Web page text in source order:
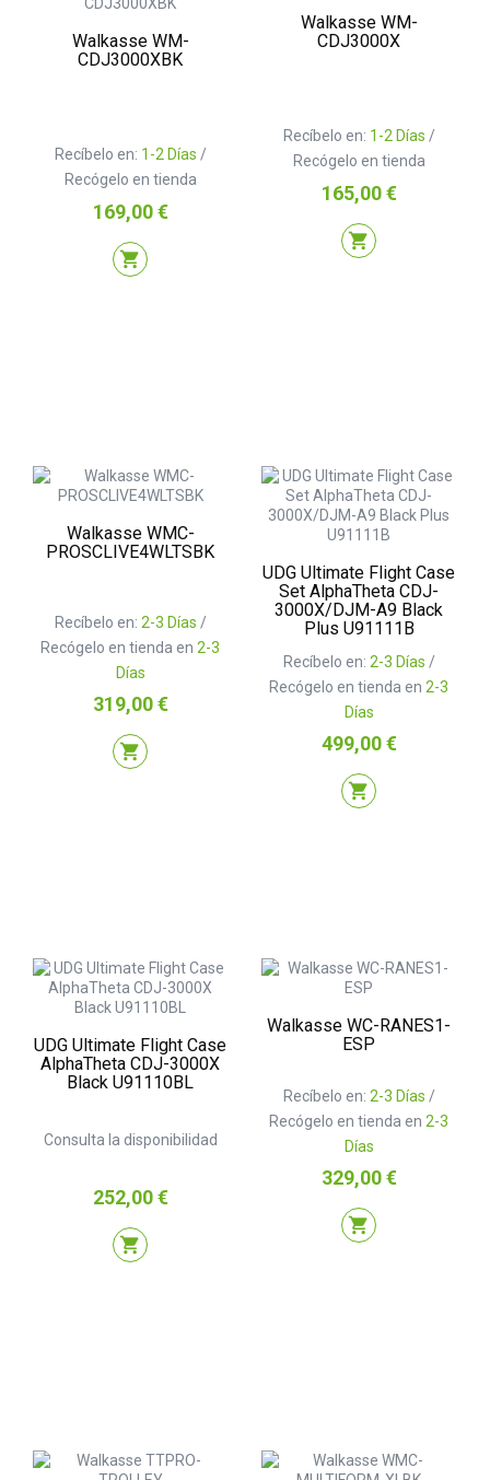
Walkasse WM-
CDJ3000XBK
Recíbelo en: 1-2 Días /
Recógelo en tienda
Precio
169,00 €
shopping_cart
Walkasse WM-
CDJ3000X
Recíbelo en: 1-2 Días /
Recógelo en tienda
Precio
165,00 €
shopping_cart
Walkasse WMC-
PROSCLIVE4WLTSBK
Recíbelo en: 2-3 Días /
Recógelo en tienda en 2-3
Días
Precio
319,00 €
shopping_cart
UDG Ultimate Flight Case
Set AlphaTheta CDJ-
3000X/DJM-A9 Black
Plus U91111B
Recíbelo en: 2-3 Días /
Recógelo en tienda en 2-3
Días
Precio
499,00 €
shopping_cart
UDG Ultimate Flight Case
AlphaTheta CDJ-3000X
Black U91110BL
Consulta la disponibilidad
Precio
252,00 €
shopping_cart
Walkasse WC-RANES1-
ESP
Recíbelo en: 2-3 Días /
Recógelo en tienda en 2-3
Días
Precio
329,00 €
shopping_cart